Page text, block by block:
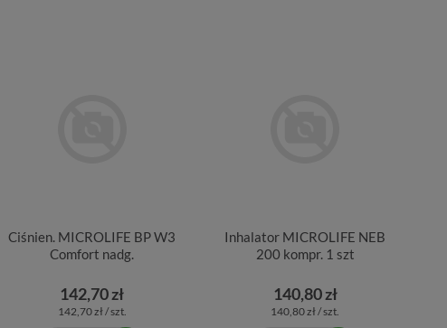
Ciśnien. MICROLIFE BP W3
Comfort nadg.
142,70 zł
142,70 zł / szt.
Inhalator MICROLIFE NEB
200 kompr. 1 szt
140,80 zł
140,80 zł / szt.